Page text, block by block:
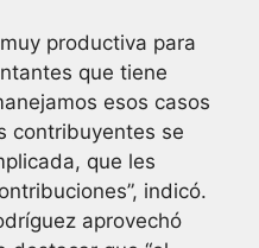
productiva para
que tiene
esos casos
contribuyentes se
que les
indicó.
aprovechó